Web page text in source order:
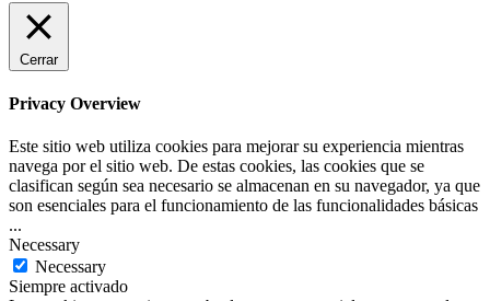
Cerrar
Privacy Overview
Este sitio web utiliza cookies para mejorar su experiencia mientras
navega por el sitio web. De estas cookies, las cookies que se
clasifican según sea necesario se almacenan en su navegador, ya que
son esenciales para el funcionamiento de las funcionalidades básicas
...
Necessary
Necessary
Siempre activado